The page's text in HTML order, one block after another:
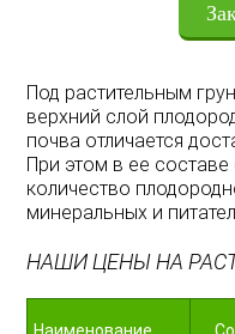
Под растительным
верхний слой
почва отличается
При этом в ее
количество
минеральных и
НАШИ ЦЕНЫ НА